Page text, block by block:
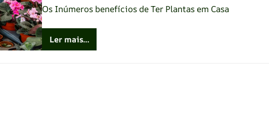
Os Inúmeros benefícios de Ter Plantas em Casa
Ler mais…